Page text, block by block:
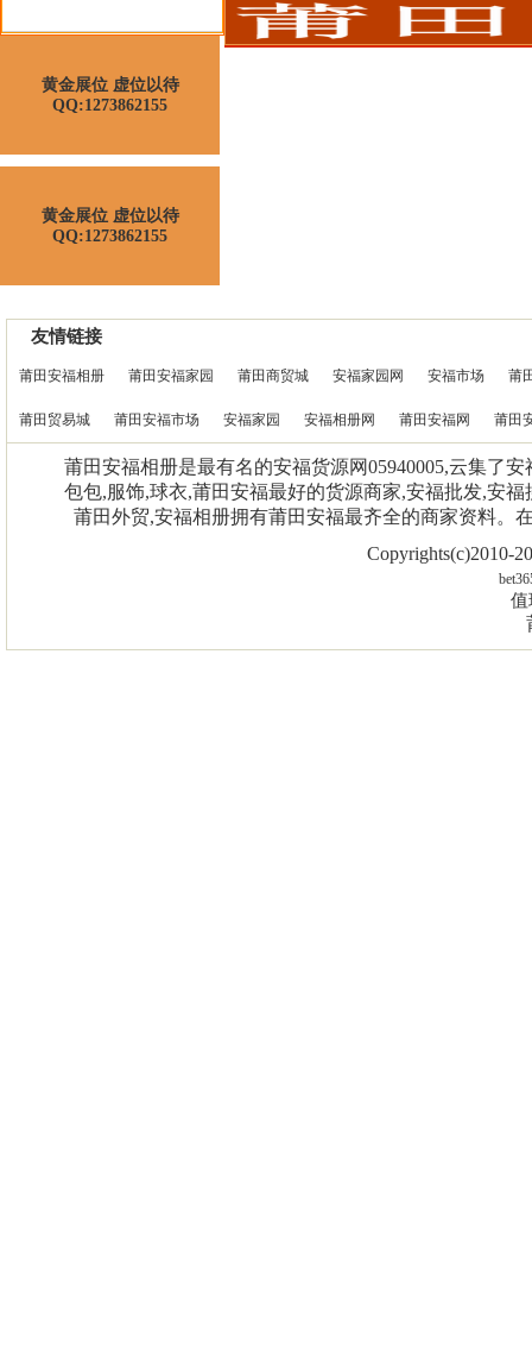
黄金展位 虚位以待
QQ:1273862155
黄金展位 虚位以待
QQ:1273862155
友情链接
莆田安福相册 莆田安福家园 莆田商贸城 安福家园网 安福市场 莆
莆田贸易城 莆田安福市场 安福家园 安福相册网 莆田安福网 莆田
莆田安福相册是最有名的安福货源网05940005,云集了
包包,服饰,球衣,莆田安福最好的货源商家,安福批发,安
莆田外贸,安福相册拥有莆田安福最齐全的商家资料。
Copyrights(c)2010-
值